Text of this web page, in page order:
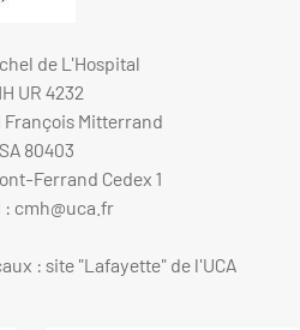
de L'Hospital
UR 4232
François Mitterrand
80403
Ferrand Cedex 1
: cmh@uca.fr
: site "Lafayette" de l'UCA